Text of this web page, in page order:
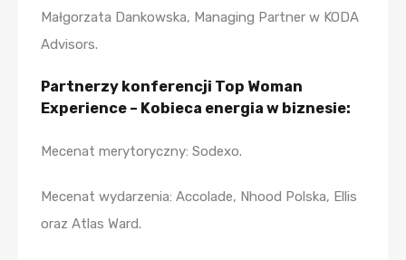
Małgorzata Dankowska, Managing Partner w KODA
Advisors.
Partnerzy konferencji Top Woman
Experience – Kobieca energia w biznesie:
Mecenat merytoryczny: Sodexo.
Mecenat wydarzenia: Accolade, Nhood Polska, Ellis
oraz Atlas Ward.